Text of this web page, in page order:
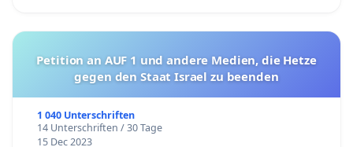
Petition an AUF 1 und andere Medien, die Hetze
gegen den Staat Israel zu beenden
1 040 Unterschriften
14 Unterschriften / 30 Tage
15 Dec 2023